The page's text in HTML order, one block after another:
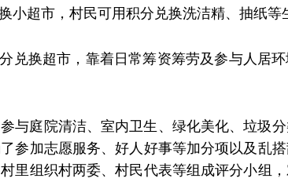
超市，村民可用积分兑换洗洁精、抽纸等
兑换超市，靠着日常筹资筹劳及参与人居
与庭院清洁、室内卫生、绿化美化、垃圾
参加志愿服务、好人好事等加分项以及乱
里组织村两委、村民代表等组成评分小组